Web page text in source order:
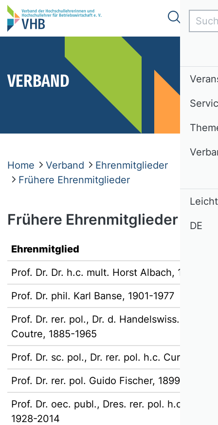
VERBAND
Home Verband
Ehrenmitglieder
Frühere Ehrenmitglieder
Frühere Ehrenmitglieder
Ehrenmitglied
Prof. Dr. Dr. h.c. mult. Horst Albach, 1931-
Prof. Dr. phil. Karl Banse, 1901-1977
Prof. Dr. rer. pol., Dr. d. Handelswiss. e.h.
Coutre, 1885-1965
Prof. Dr. sc. pol., Dr. rer. pol. h.c. Curt
Prof. Dr. rer. pol. Guido Fischer, 1899-1983
Prof. Dr. oec. publ., Dres. rer. pol. h.c.
1928-2014
DE